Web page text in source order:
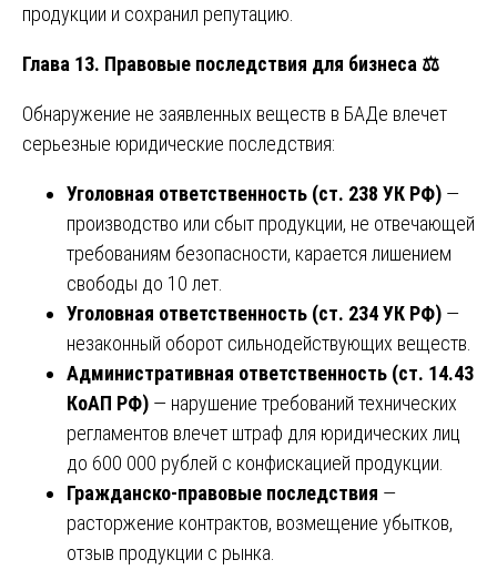
продукции и сохранил репутацию.
Глава 13. Правовые последствия для бизнеса ⚖️
Обнаружение не заявленных веществ в БАДе влечет
серьезные юридические последствия:
Уголовная ответственность (ст. 238 УК РФ) —
производство или сбыт продукции, не отвечающей
требованиям безопасности, карается лишением
свободы до 10 лет.
Уголовная ответственность (ст. 234 УК РФ) —
незаконный оборот сильнодействующих веществ.
Административная ответственность (ст. 14.43
КоАП РФ) — нарушение требований технических
регламентов влечет штраф для юридических лиц
до 600 000 рублей с конфискацией продукции.
Гражданско-правовые последствия —
расторжение контрактов, возмещение убытков,
отзыв продукции с рынка.